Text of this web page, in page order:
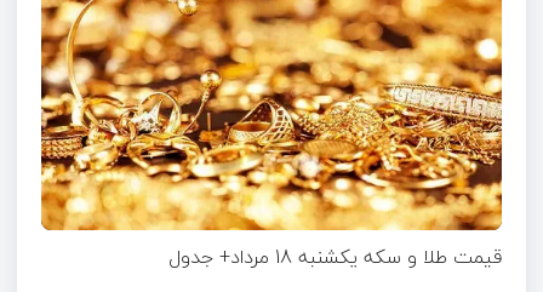
قیمت طلا و سکه یکشنبه 18 مرداد+ جدول